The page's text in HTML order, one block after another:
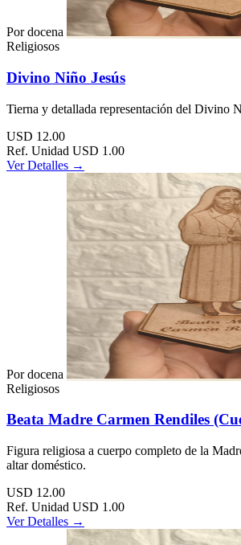
Por docena
Religiosos
Divino Niño Jesús
Tierna y detallada representación del Divino
USD 12.00
Ref. Unidad USD 1.00
Ver Detalles →
Por docena
Religiosos
Beata Madre Carmen Rendiles
Figura religiosa a cuerpo completo de la
altar doméstico.
USD 12.00
Ref. Unidad USD 1.00
Ver Detalles →